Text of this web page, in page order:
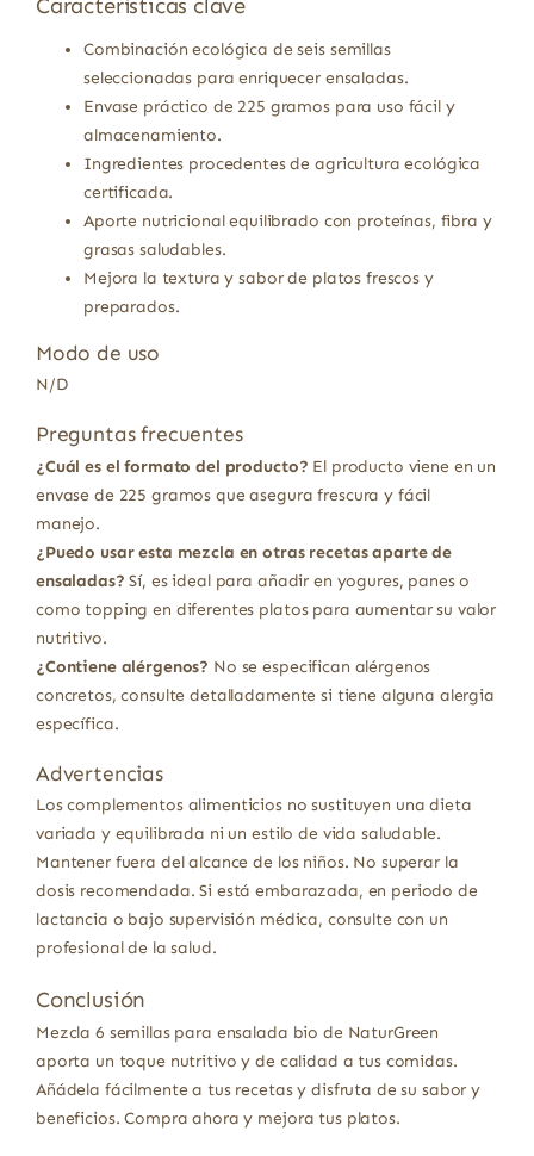
Características clave
Combinación ecológica de seis semillas
seleccionadas para enriquecer ensaladas.
Envase práctico de 225 gramos para uso fácil y
almacenamiento.
Ingredientes procedentes de agricultura ecológica
certificada.
Aporte nutricional equilibrado con proteínas, fibra y
grasas saludables.
Mejora la textura y sabor de platos frescos y
preparados.
Modo de uso
N/D
Preguntas frecuentes
¿Cuál es el formato del producto? El producto viene en un
envase de 225 gramos que asegura frescura y fácil
manejo.
¿Puedo usar esta mezcla en otras recetas aparte de
ensaladas? Sí, es ideal para añadir en yogures, panes o
como topping en diferentes platos para aumentar su valor
nutritivo.
¿Contiene alérgenos? No se especifican alérgenos
concretos, consulte detalladamente si tiene alguna alergia
específica.
Advertencias
Los complementos alimenticios no sustituyen una dieta
variada y equilibrada ni un estilo de vida saludable.
Mantener fuera del alcance de los niños. No superar la
dosis recomendada. Si está embarazada, en periodo de
lactancia o bajo supervisión médica, consulte con un
profesional de la salud.
Conclusión
Mezcla 6 semillas para ensalada bio de NaturGreen
aporta un toque nutritivo y de calidad a tus comidas.
Añádela fácilmente a tus recetas y disfruta de su sabor y
beneficios. Compra ahora y mejora tus platos.